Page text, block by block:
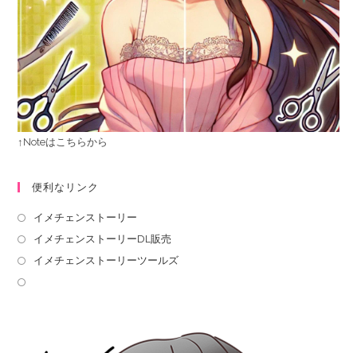
↑Noteはこちらから
便利なリンク
イメチェンストーリー
イメチェンストーリーDL販売
イメチェンストーリーツールズ